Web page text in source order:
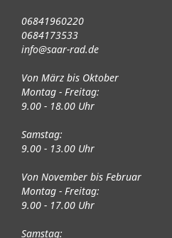
06841960220
0684173533
info@saar-rad.de
Von März bis Oktober
Montag - Freitag:
9.00 - 18.00 Uhr
Samstag:
9.00 - 13.00 Uhr
Von November bis Februar
Montag - Freitag:
9.00 - 17.00 Uhr
Samstag: